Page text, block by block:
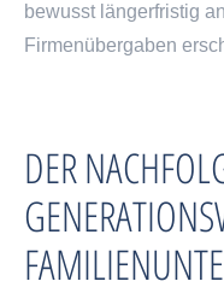
bewusst längerfristig
Firmenübergaben
DER